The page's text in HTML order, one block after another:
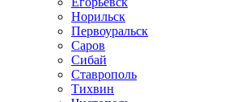
Норильск
Первоуральск
Саров
Сибай
Ставрополь
Тихвин